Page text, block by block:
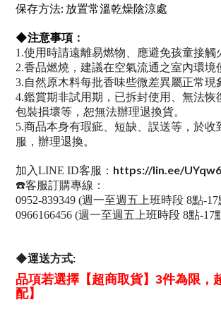
保存方法: 放置常溫乾燥陰涼處
◆注意事項 ：
1.使用時請遠離易燃物、應避免孩童接觸
2.香品燃燒，建議在空氣流通之室內環境
3.自然原木料每批香味些微差異屬正常現
4.鑑賞期非試用期，已拆封使用、無法恢
包裝損壞等，恕無法辦理退換貨。
5.商品本身有瑕疵、短缺、誤送等，於收
服，辦理退換。
加入LINE ID客服： https://lin.ee/
☎️客服訂購專線：
0952-839349 (週一至週五上班時段 8點-17
0966166456 (週一至週五上班時段 8點-17
◆運送方式:
品項若選擇【超商取貨】3件為限，
配】